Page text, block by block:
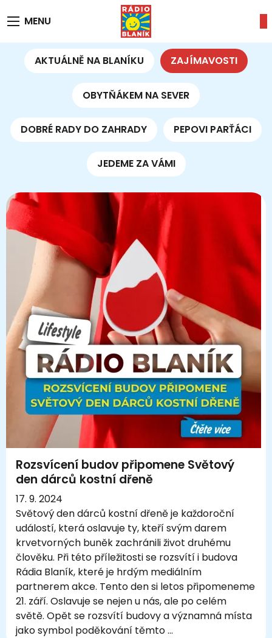
MENU
AKTUÁLNĚ NA BLANÍKU ZAJÍMAVOSTI
OBYTŇÁKEM NA SEVER
DOBRÉ RADY DO ZAHRADY PEPOVI PARŤÁCI
JEDEME ZA VÁMI
Rozsvícení budov připomene Světový
den dárců kostní dřeně
17. 9. 2024
Světový den dárců kostní dřeně je každoroční
událostí, která oslavuje ty, kteří svým darem
krvetvorných buněk zachránili život druhému
člověku. Při této příležitosti se rozsvítí i budova
Rádia Blaník, které je hrdým mediálním
partnerem akce. Tento den si letos připomeneme
21. září. Oslavuje se nejen u nás, ale po celém
světě. Opět se rozsvítí budovy a významná místa
jako symbol poděkování těmto …